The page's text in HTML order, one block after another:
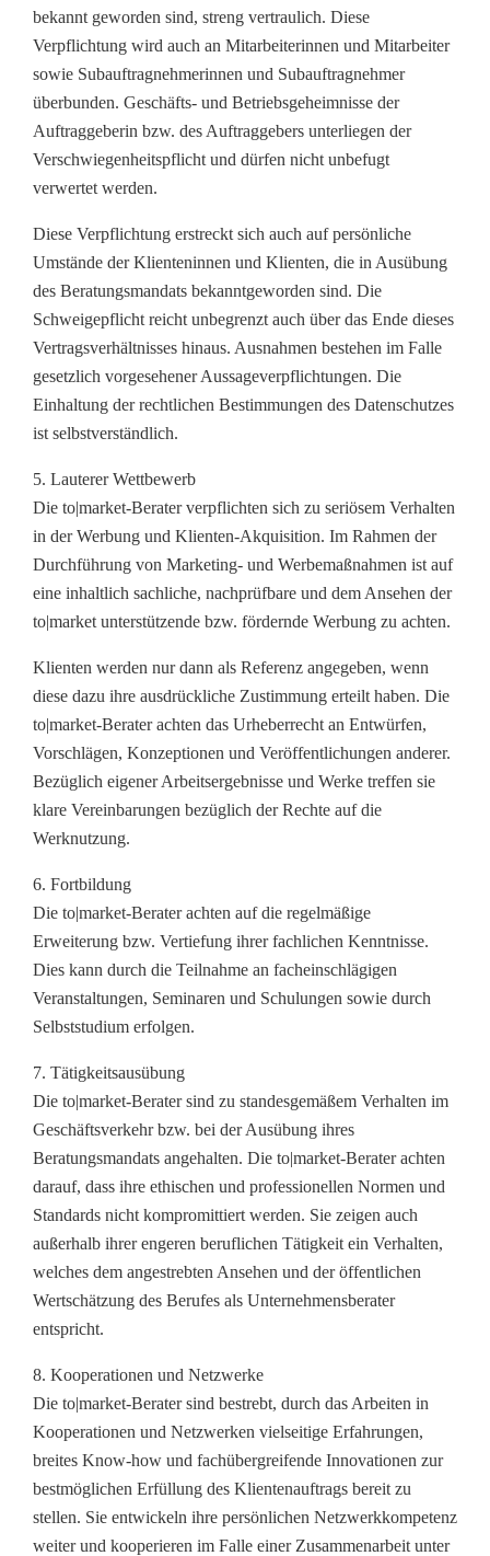
bekannt geworden sind, streng vertraulich. Diese
Verpflichtung wird auch an Mitarbeiterinnen und Mitarbeiter
sowie Subauftragnehmerinnen und Subauftragnehmer
überbunden. Geschäfts- und Betriebsgeheimnisse der
Auftraggeberin bzw. des Auftraggebers unterliegen der
Verschwiegenheitspflicht und dürfen nicht unbefugt
verwertet werden.
Diese Verpflichtung erstreckt sich auch auf persönliche
Umstände der Klienteninnen und Klienten, die in Ausübung
des Beratungsmandats bekanntgeworden sind. Die
Schweigepflicht reicht unbegrenzt auch über das Ende dieses
Vertragsverhältnisses hinaus. Ausnahmen bestehen im Falle
gesetzlich vorgesehener Aussageverpflichtungen. Die
Einhaltung der rechtlichen Bestimmungen des Datenschutzes
ist selbstverständlich.
5. Lauterer Wettbewerb
Die to|market-Berater verpflichten sich zu seriösem Verhalten
in der Werbung und Klienten-Akquisition. Im Rahmen der
Durchführung von Marketing- und Werbemaßnahmen ist auf
eine inhaltlich sachliche, nachprüfbare und dem Ansehen der
to|market unterstützende bzw. fördernde Werbung zu achten.
Klienten werden nur dann als Referenz angegeben, wenn
diese dazu ihre ausdrückliche Zustimmung erteilt haben. Die
to|market-Berater achten das Urheberrecht an Entwürfen,
Vorschlägen, Konzeptionen und Veröffentlichungen anderer.
Bezüglich eigener Arbeitsergebnisse und Werke treffen sie
klare Vereinbarungen bezüglich der Rechte auf die
Werknutzung.
6. Fortbildung
Die to|market-Berater achten auf die regelmäßige
Erweiterung bzw. Vertiefung ihrer fachlichen Kenntnisse.
Dies kann durch die Teilnahme an facheinschlägigen
Veranstaltungen, Seminaren und Schulungen sowie durch
Selbststudium erfolgen.
7. Tätigkeitsausübung
Die to|market-Berater sind zu standesgemäßem Verhalten im
Geschäftsverkehr bzw. bei der Ausübung ihres
Beratungsmandats angehalten. Die to|market-Berater achten
darauf, dass ihre ethischen und professionellen Normen und
Standards nicht kompromittiert werden. Sie zeigen auch
außerhalb ihrer engeren beruflichen Tätigkeit ein Verhalten,
welches dem angestrebten Ansehen und der öffentlichen
Wertschätzung des Berufes als Unternehmensberater
entspricht.
8. Kooperationen und Netzwerke
Die to|market-Berater sind bestrebt, durch das Arbeiten in
Kooperationen und Netzwerken vielseitige Erfahrungen,
breites Know-how und fachübergreifende Innovationen zur
bestmöglichen Erfüllung des Klientenauftrags bereit zu
stellen. Sie entwickeln ihre persönlichen Netzwerkkompetenz
weiter und kooperieren im Falle einer Zusammenarbeit unter